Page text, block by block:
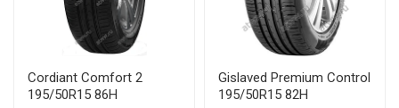
Centara Vanti touring S1 205/60R14 88V
Centara Vanti touring S1 205/65R15 94V
Centara Vanti touring S1 225/75R15 102H
Cordiant Comfort 2
195/50R15 86H
Gislaved Premium Control
195/50R15 82H